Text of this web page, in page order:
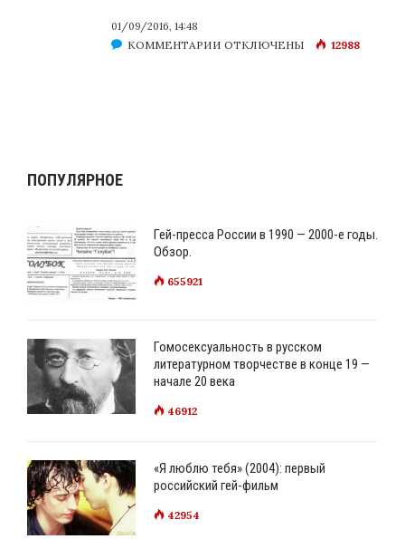
01/09/2016, 14:48
КОММЕНТАРИИКОТКЛЮЧЕНЫ 12988
ПОПУЛЯРНОЕ
Гей-пресса России в 1990 — 2000-е годы.
Обзор.
655921
Гомосексуальность в русском
литературном творчестве в конце 19 —
начале 20 века
46912
«Я люблю тебя» (2004): первый
российский гей-фильм
42954